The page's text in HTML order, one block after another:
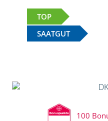
TOP
SAATGUT
100